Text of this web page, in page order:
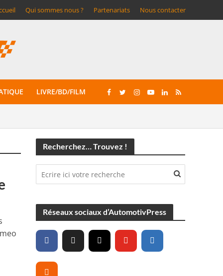
Qui sommes nous ? Partenariats Nous contacter
LIVRE/BD/FILM
Recherchez… Trouvez !
Réseaux sociaux d’AutomotivPress